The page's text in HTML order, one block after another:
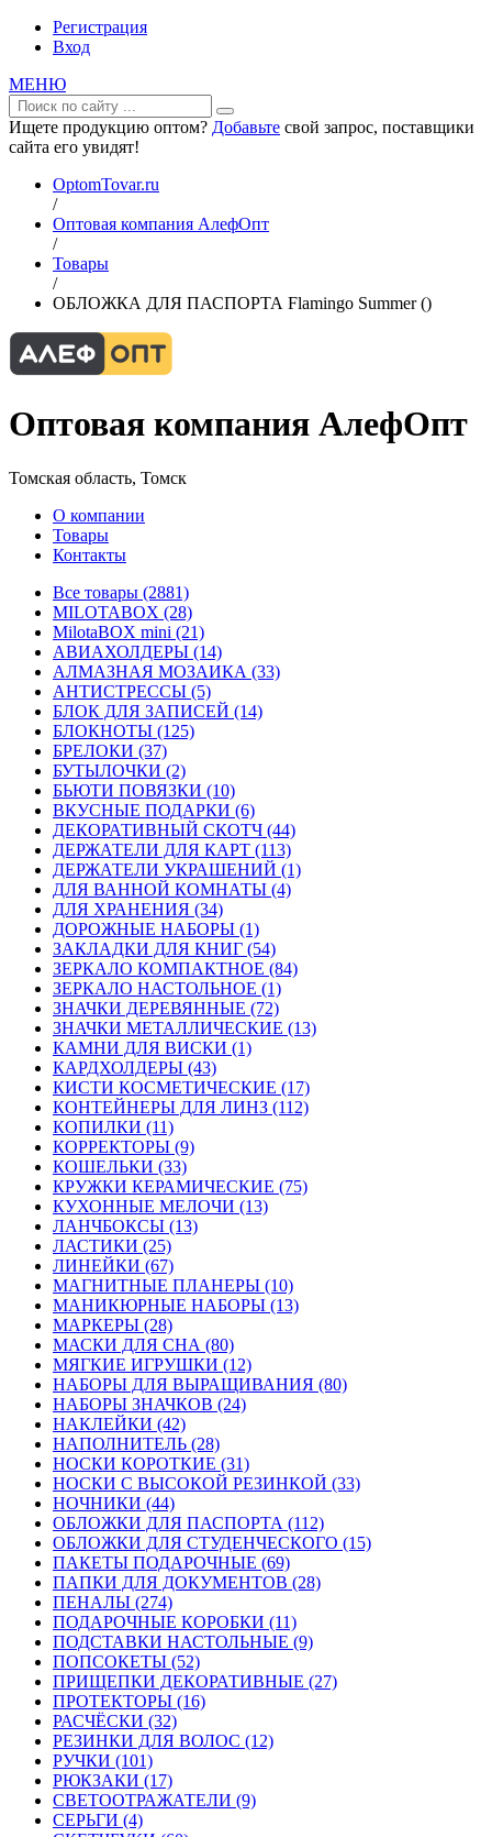
Регистрация
Вход
МЕНЮ
Ищете продукцию оптом? Добавьте свой запрос, поставщики
сайта его увидят!
OptomTovar.ru
/
Оптовая компания АлефОпт
/
Товары
/
ОБЛОЖКА ДЛЯ ПАСПОРТА Flamingo Summer ()
Оптовая компания АлефОпт
Томская область, Томск
О компании
Товары
Контакты
Все товары (2881)
MILOTABOX (28)
MilotaBOX mini (21)
АВИАХОЛДЕРЫ (14)
АЛМАЗНАЯ МОЗАИКА (33)
АНТИСТРЕССЫ (5)
БЛОК ДЛЯ ЗАПИСЕЙ (14)
БЛОКНОТЫ (125)
БРЕЛОКИ (37)
БУТЫЛОЧКИ (2)
БЬЮТИ ПОВЯЗКИ (10)
ВКУСНЫЕ ПОДАРКИ (6)
ДЕКОРАТИВНЫЙ СКОТЧ (44)
ДЕРЖАТЕЛИ ДЛЯ КАРТ (113)
ДЕРЖАТЕЛИ УКРАШЕНИЙ (1)
ДЛЯ ВАННОЙ КОМНАТЫ (4)
ДЛЯ ХРАНЕНИЯ (34)
ДОРОЖНЫЕ НАБОРЫ (1)
ЗАКЛАДКИ ДЛЯ КНИГ (54)
ЗЕРКАЛО КОМПАКТНОЕ (84)
ЗЕРКАЛО НАСТОЛЬНОЕ (1)
ЗНАЧКИ ДЕРЕВЯННЫЕ (72)
ЗНАЧКИ МЕТАЛЛИЧЕСКИЕ (13)
КАМНИ ДЛЯ ВИСКИ (1)
КАРДХОЛДЕРЫ (43)
КИСТИ КОСМЕТИЧЕСКИЕ (17)
КОНТЕЙНЕРЫ ДЛЯ ЛИНЗ (112)
КОПИЛКИ (11)
КОРРЕКТОРЫ (9)
КОШЕЛЬКИ (33)
КРУЖКИ КЕРАМИЧЕСКИЕ (75)
КУХОННЫЕ МЕЛОЧИ (13)
ЛАНЧБОКСЫ (13)
ЛАСТИКИ (25)
ЛИНЕЙКИ (67)
МАГНИТНЫЕ ПЛАНЕРЫ (10)
МАНИКЮРНЫЕ НАБОРЫ (13)
МАРКЕРЫ (28)
МАСКИ ДЛЯ СНА (80)
МЯГКИЕ ИГРУШКИ (12)
НАБОРЫ ДЛЯ ВЫРАЩИВАНИЯ (80)
НАБОРЫ ЗНАЧКОВ (24)
НАКЛЕЙКИ (42)
НАПОЛНИТЕЛЬ (28)
НОСКИ КОРОТКИЕ (31)
НОСКИ С ВЫСОКОЙ РЕЗИНКОЙ (33)
НОЧНИКИ (44)
ОБЛОЖКИ ДЛЯ ПАСПОРТА (112)
ОБЛОЖКИ ДЛЯ СТУДЕНЧЕСКОГО (15)
ПАКЕТЫ ПОДАРОЧНЫЕ (69)
ПАПКИ ДЛЯ ДОКУМЕНТОВ (28)
ПЕНАЛЫ (274)
ПОДАРОЧНЫЕ КОРОБКИ (11)
ПОДСТАВКИ НАСТОЛЬНЫЕ (9)
ПОПСОКЕТЫ (52)
ПРИЩЕПКИ ДЕКОРАТИВНЫЕ (27)
ПРОТЕКТОРЫ (16)
РАСЧЁСКИ (32)
РЕЗИНКИ ДЛЯ ВОЛОС (12)
РУЧКИ (101)
РЮКЗАКИ (17)
СВЕТООТРАЖАТЕЛИ (9)
СЕРЬГИ (4)